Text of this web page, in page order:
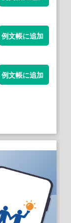
例文帳に追加
例文帳に追加